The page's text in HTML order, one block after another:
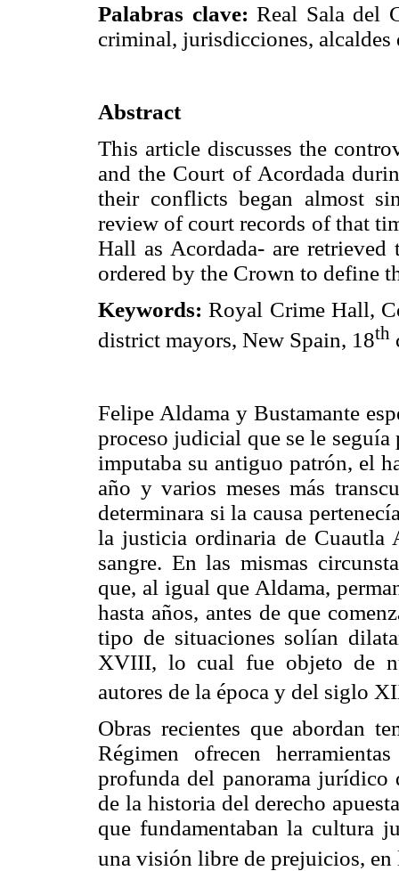
Palabras clave:Real Sala del
criminal, jurisdicciones,
Abstract
This article discusses the
and the Court of Acordada
their conflicts began almost
review of court records of that
Hall as Acordada- are
ordered by the Crown to define
Keywords:Royal Crime Hall,
district mayors, New Spain, 18th
Felipe Aldama y Bustamante
proceso judicial que se le
imputaba su antiguo patrón, el
año y varios meses más
determinara si la causa
la justicia ordinaria de Cuautla
sangre. En las mismas
que, al igual que Aldama,
hasta años, antes de que
tipo de situaciones solían
XVIII, lo cual fue objeto de
autores de la época y del siglo
Obras recientes que abordan
Régimen ofrecen
profunda del panorama jurídico
de la historia del derecho
que fundamentaban la cultura
una visión libre de prejuicios,